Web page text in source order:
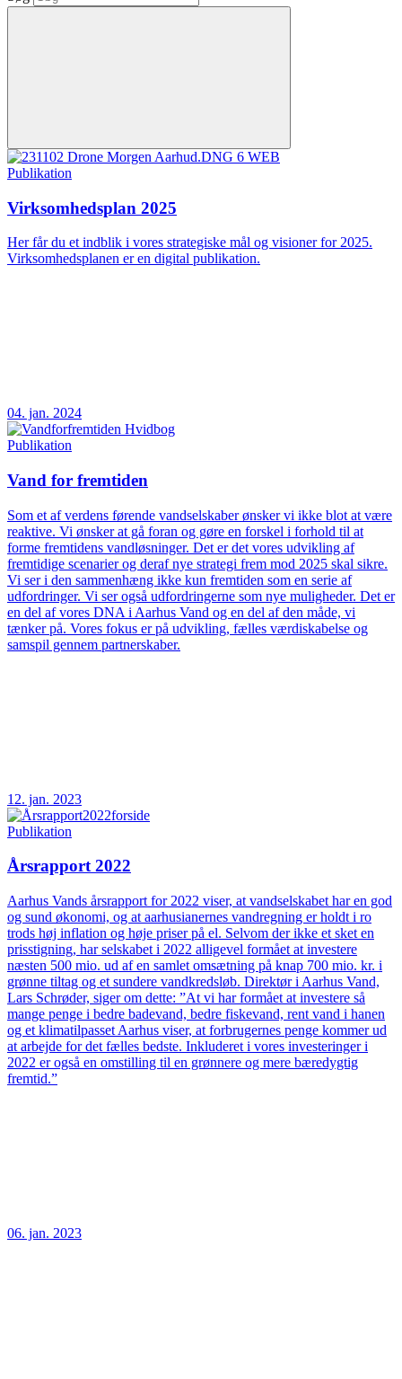
Publikation
Virksomhedsplan 2025
Her får du et indblik i vores strategiske mål og visioner for 2025.
Virksomhedsplanen er en digital publikation.
04. jan. 2024
Publikation
Vand for fremtiden
Som et af verdens førende vandselskaber ønsker vi ikke blot at være
reaktive. Vi ønsker at gå foran og gøre en forskel i forhold til at
forme fremtidens vandløsninger. Det er det vores udvikling af
fremtidige scenarier og deraf nye strategi frem mod 2025 skal sikre.
Vi ser i den sammenhæng ikke kun fremtiden som en serie af
udfordringer. Vi ser også udfordringerne som nye muligheder. Det er
en del af vores DNA i Aarhus Vand og en del af den måde, vi
tænker på. Vores fokus er på udvikling, fælles værdiskabelse og
samspil gennem partnerskaber.
12. jan. 2023
Publikation
Årsrapport 2022
Aarhus Vands årsrapport for 2022 viser, at vandselskabet har en god
og sund økonomi, og at aarhusianernes vandregning er holdt i ro
trods høj inflation og høje priser på el. Selvom der ikke et sket en
prisstigning, har selskabet i 2022 alligevel formået at investere
næsten 500 mio. ud af en samlet omsætning på knap 700 mio. kr. i
grønne tiltag og et sundere vandkredsløb. Direktør i Aarhus Vand,
Lars Schrøder, siger om dette: ”At vi har formået at investere så
mange penge i bedre badevand, bedre fiskevand, rent vand i hanen
og et klimatilpasset Aarhus viser, at forbrugernes penge kommer ud
at arbejde for det fælles bedste. Inkluderet i vores investeringer i
2022 er også en omstilling til en grønnere og mere bæredygtig
fremtid.”
06. jan. 2023